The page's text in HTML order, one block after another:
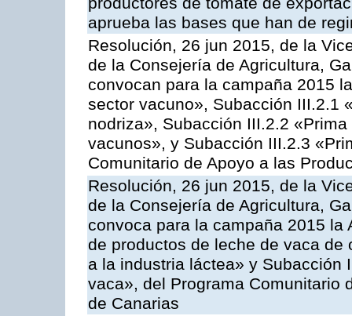
aprueba las bases que han de
Resolución, 26 jun 2015, de la
de la Consejería de Agricultura,
convocan para la campaña 2015
sector vacuno», Subacción III.2.1
nodriza», Subacción III.2.2
vacunos», y Subacción III.2.3
Comunitario de Apoyo a las
Resolución, 26 jun 2015, de la
de la Consejería de Agricultura,
convoca para la campaña 2015
de productos de leche de vaca
a la industria láctea» y Subacción
vaca», del Programa Comunitario
de Canarias